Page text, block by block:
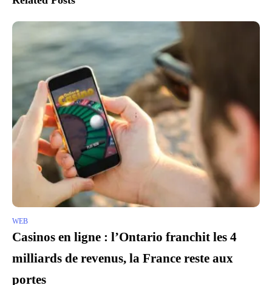
WEB
Casinos en ligne : l’Ontario franchit les 4
milliards de revenus, la France reste aux
portes